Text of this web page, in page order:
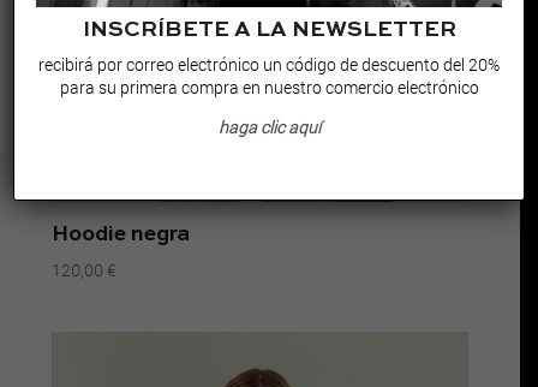
Hoodie negra
120,00€
INSCRÍBETE A LA NEWSLETTER
recibirá por correo electrónico un código de descuento del 20%
para su primera compra en nuestro comercio electrónico
haga clic aquí